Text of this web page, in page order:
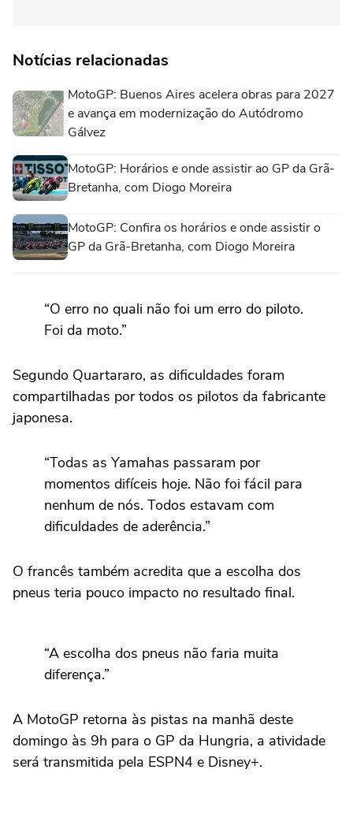
Notícias relacionadas
MotoGP: Buenos Aires acelera obras para 2027
e avança em modernização do Autódromo
Gálvez
MotoGP: Horários e onde assistir ao GP da Grã-
Bretanha, com Diogo Moreira
MotoGP: Confira os horários e onde assistir o
GP da Grã-Bretanha, com Diogo Moreira
“O erro no quali não foi um erro do piloto.
Foi da moto.”
Segundo Quartararo, as dificuldades foram
compartilhadas por todos os pilotos da fabricante
japonesa.
“Todas as Yamahas passaram por
momentos difíceis hoje. Não foi fácil para
nenhum de nós. Todos estavam com
dificuldades de aderência.”
O francês também acredita que a escolha dos
pneus teria pouco impacto no resultado final.
“A escolha dos pneus não faria muita
diferença.”
A MotoGP retorna às pistas na manhã deste
domingo às 9h para o GP da Hungria, a atividade
será transmitida pela ESPN4 e Disney+.